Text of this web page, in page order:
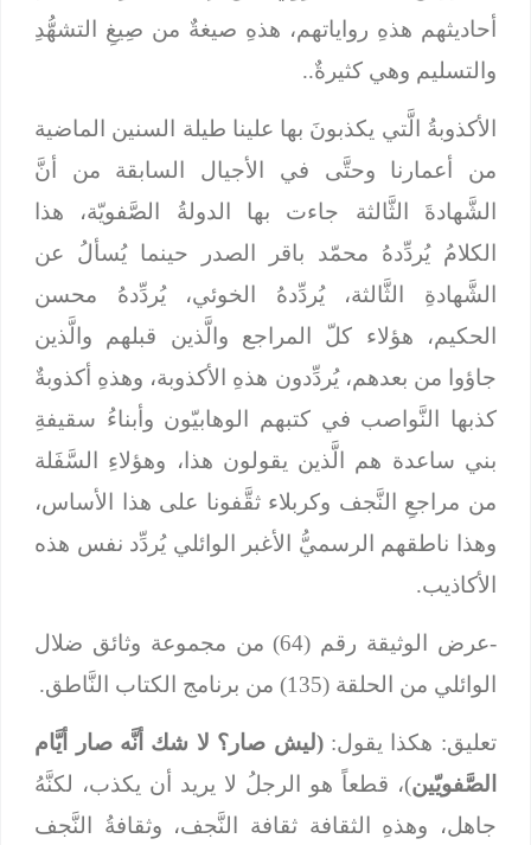
أحاديثهم هذهِ رواياتهم، هذهِ صيغةٌ من صِيغِ التشهُّدِ
والتسليم وهي كثيرةٌ..
الأكذوبةُ الَّتي يكذبونَ بها علينا طيلة السنين الماضية
من أعمارنا وحتَّى في الأجيال السابقة من أنَّ
الشَّهادةَ الثَّالثة جاءت بها الدولةُ الصَّفويّة، هذا
الكلامُ يُردِّدهُ محمّد باقر الصدر حينما يُسألُ عن
الشَّهادةِ الثَّالثة، يُردِّدهُ الخوئي، يُردِّدهُ محسن
الحكيم، هؤلاء كلّ المراجع والَّذين قبلهم والَّذين
جاؤوا من بعدهم، يُردِّدون هذهِ الأكذوبة، وهذهِ أكذوبةٌ
كذبها النَّواصب في كتبهم الوهابيّون وأبناءُ سقيفةِ
بني ساعدة هم الَّذين يقولون هذا، وهؤلاءِ السَّفَلة
من مراجعِ النَّجف وكربلاء ثقَّفونا على هذا الأساس،
وهذا ناطقهم الرسميُّ الأغبر الوائلي يُردِّد نفس هذه
الأكاذيب.
-عرض الوثيقة رقم (64) من مجموعة وثائق ضلال
الوائلي من الحلقة (135) من برنامج الكتاب النَّاطق.
تعليق: هكذا يقول: (ليش صار؟ لا شك أنَّه صار أيَّام
الصَّفويّين)، قطعاً هو الرجلُ لا يريد أن يكذب، لكنَّهُ
جاهل، وهذهِ الثقافة ثقافة النَّجف، وثقافةُ النَّجف